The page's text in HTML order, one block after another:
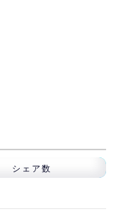
シェア数